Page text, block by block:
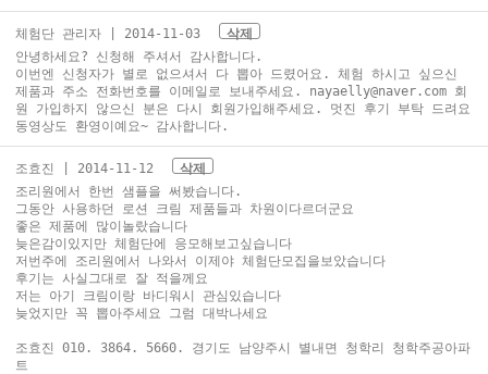
체험단 관리자 | 2014-11-03
삭제
안녕하세요? 신청해 주셔서 감사합니다.
이번엔 신청자가 별로 없으셔서 다 뽑아 드렸어요. 체험 하시고 싶으신
제품과 주소 전화번호를 이메일로 보내주세요. nayaelly@naver.com 회
원 가입하지 않으신 분은 다시 회원가입해주세요. 멋진 후기 부탁 드려요
동영상도 환영이예요~ 감사합니다.
조효진 | 2014-11-12
삭제
조리원에서 한번 샘플을 써봤습니다.
그동안 사용하던 로션 크림 제품들과 차원이다르더군요
좋은 제품에 많이놀랐습니다
늦은감이있지만 체험단에 응모해보고싶습니다
저번주에 조리원에서 나와서 이제야 체험단모집을보았습니다
후기는 사실그대로 잘 적을께요
저는 아기 크림이랑 바디워시 관심있습니다
늦었지만 꼭 뽑아주세요 그럼 대박나세요
조효진 010. 3864. 5660. 경기도 남양주시 별내면 청학리 청학주공아파
트